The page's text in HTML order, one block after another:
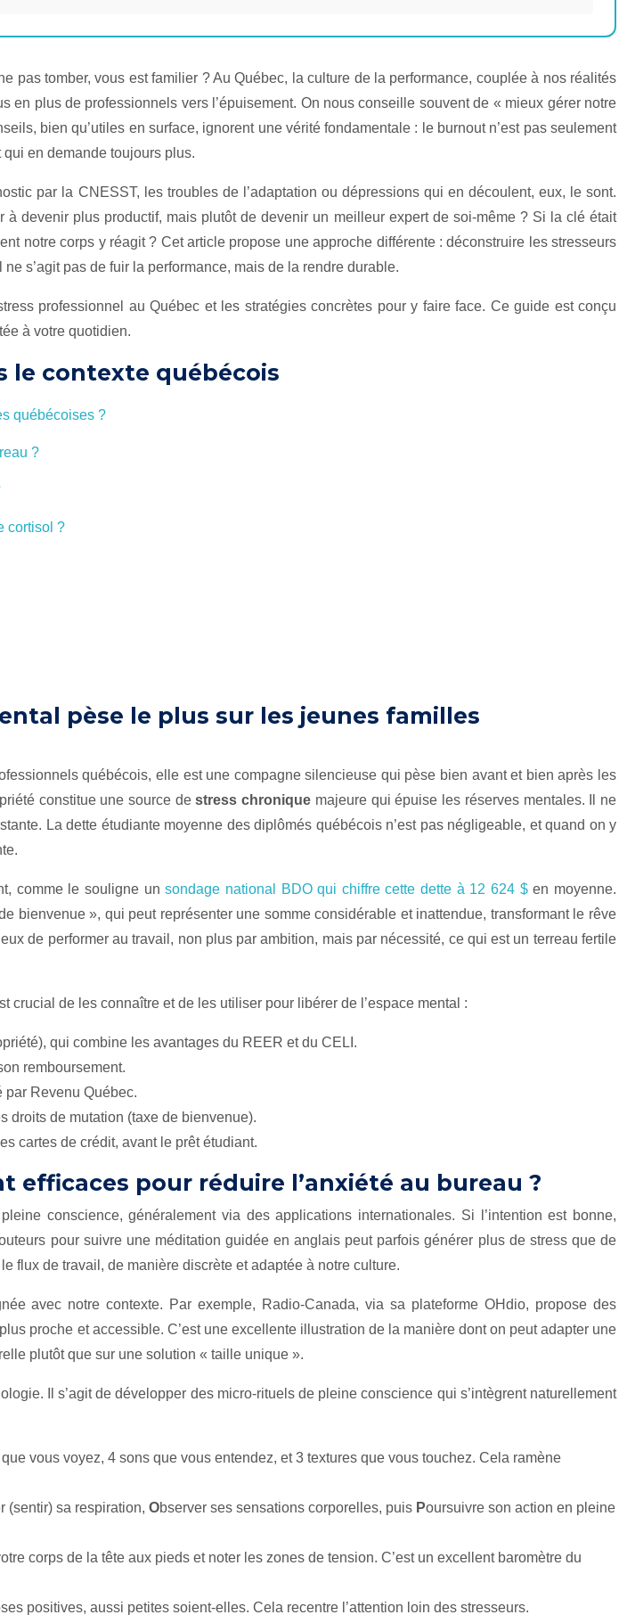
pas tomber, vous est familier ? Au Québec, la culture de la performance, couplée à nos réalités
plus de professionnels vers l’épuisement. On nous conseille souvent de « mieux gérer notre
bien qu’utiles en surface, ignorent une vérité fondamentale : le burnout n’est pas seulement
en demande toujours plus.
par la CNESST, les troubles de l’adaptation ou dépressions qui en découlent, eux, le sont.
devenir plus productif, mais plutôt de devenir un meilleur expert de soi-même ? Si la clé était
notre corps y réagit ? Cet article propose une approche différente : déconstruire les stresseurs
s’agit pas de fuir la performance, mais de la rendre durable.
professionnel au Québec et les stratégies concrètes pour y faire face. Ce guide est conçu
à votre quotidien.
le contexte québécois
québécoises ?
?
cortisol ?
pèse le plus sur les jeunes familles
québécois, elle est une compagne silencieuse qui pèse bien avant et bien après les
constitue une source destress chronique majeure qui épuise les réserves mentales. Il ne
La dette étudiante moyenne des diplômés québécois n’est pas négligeable, et quand on y
comme le souligne unsondage national BDO qui chiffre cette dette à 12 624 $en moyenne.
bienvenue », qui peut représenter une somme considérable et inattendue, transformant le rêve
de performer au travail, non plus par ambition, mais par nécessité, ce qui est un terreau fertile
de les connaître et de les utiliser pour libérer de l’espace mental :
qui combine les avantages du REER et du CELI.
remboursement.
par Revenu Québec.
droits de mutation (taxe de bienvenue).
cartes de crédit, avant le prêt étudiant.
pour réduire l’anxiété au bureau ?
conscience, généralement via des applications internationales. Si l’intention est bonne,
pour suivre une méditation guidée en anglais peut parfois générer plus de stress que de
flux de travail, de manière discrète et adaptée à notre culture.
avec notre contexte. Par exemple, Radio-Canada, via sa plateforme OHdio, propose des
proche et accessible. C’est une excellente illustration de la manière dont on peut adapter une
plutôt que sur une solution « taille unique ».
Il s’agit de développer des micro-rituels de pleine conscience qui s’intègrent naturellement
vous voyez, 4 sons que vous entendez, et 3 textures que vous touchez. Cela ramène
(sentir) sa respiration, Observer ses sensations corporelles, puis Poursuivre son action en pleine
corps de la tête aux pieds et noter les zones de tension. C’est un excellent baromètre du
positives, aussi petites soient-elles. Cela recentre l’attention loin des stresseurs.